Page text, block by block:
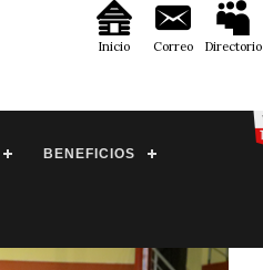
Directorio
Correo
Inicio
BENEFICIOS